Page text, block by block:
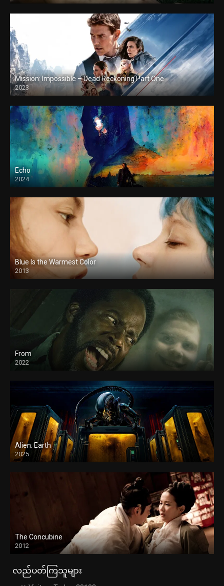
Mission: Impossible – Dead Reckoning Part One
2023
Echo
2024
Blue Is the Warmest Color
2013
From
2022
Alien: Earth
2025
The Concubine
2012
လည်ပတ်ကြသူများ